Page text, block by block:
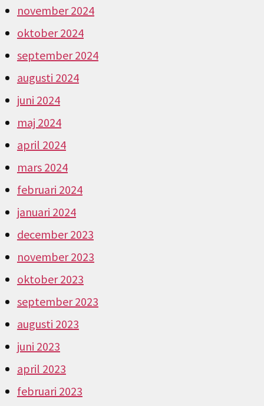
november 2024
oktober 2024
september 2024
augusti 2024
juni 2024
maj 2024
april 2024
mars 2024
februari 2024
januari 2024
december 2023
november 2023
oktober 2023
september 2023
augusti 2023
juni 2023
april 2023
februari 2023